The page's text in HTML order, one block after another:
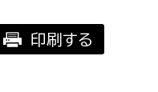
印刷する